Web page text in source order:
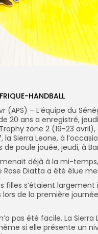
HANDBALL
(APS) – L’équipe du
20 ans a enregistré,
zone 2 (19-23
la Sierra Leone, à
poule jouée, jeudi, à
déjà à la mi-
Rose Diatta a été élue
filles s’étaient
lors de la première
pas été facile. La
si elle présente un